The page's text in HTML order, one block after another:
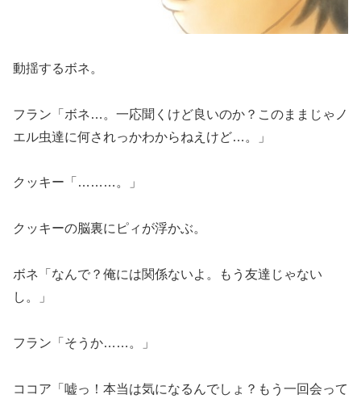
動揺するボネ。
フラン「ボネ…。一応聞くけど良いのか？このままじゃノ
エル虫達に何されっかわからねえけど…。」
クッキー「………。」
クッキーの脳裏にピィが浮かぶ。
ボネ「なんで？俺には関係ないよ。もう友達じゃない
し。」
フラン「そうか……。」
ココア「嘘っ！本当は気になるんでしょ？もう一回会って